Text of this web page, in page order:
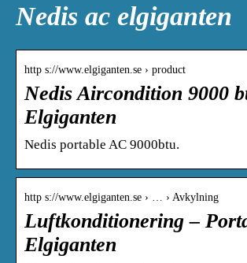
Nedis ac elgiganten
http s://www.elgiganten.se › product
Nedis Aircondition 9000
Elgiganten
Nedis portable AC 9000btu.
http s://www.elgiganten.se › … › Avkylning
Luftkonditionering –
Elgiganten